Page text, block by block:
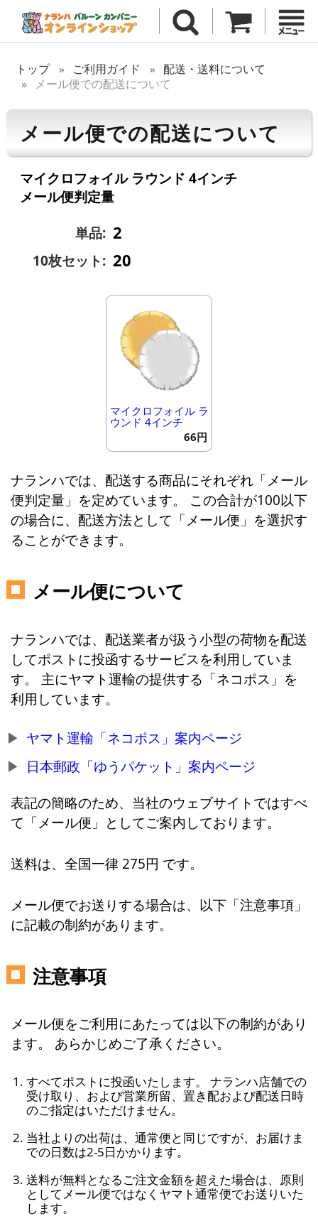
トップ ご利用ガイド
配送・送料について
メール便での配送について
メール便での配送について
マイクロフォイル ラウンド 4インチ
メール便判定量
単品: 2
10枚セット: 20
マイクロフォイル ラ
ウンド 4インチ
66円
ナランハでは、配送する商品にそれぞれ「メール
便判定量」を定めています。 この合計が100以下
の場合に、配送方法として「メール便」を選択す
ることができます。
メール便について
ナランハでは、配送業者が扱う小型の荷物を配送
してポストに投函するサービスを利用していま
す。 主にヤマト運輸の提供する「ネコポス」を
利用しています。
ヤマト運輸「ネコポス」案内ページ
日本郵政「ゆうパケット」案内ページ
表記の簡略のため、当社のウェブサイトではすべ
て「メール便」としてご案内しております。
送料は、全国一律 275円 です。
メール便でお送りする場合は、以下「注意事項」
に記載の制約があります。
注意事項
メール便をご利用にあたっては以下の制約があり
ます。 あらかじめご了承ください。
すべてポストに投函いたします。 ナランハ店舗での
受け取り、および営業所留、置き配および配送日時
のご指定はいただけません。
当社よりの出荷は、通常便と同じですが、お届けま
での日数は2-5日かかります。
送料が無料となるご注文金額を超えた場合は、原則
としてメール便ではなくヤマト通常便でお送りいた
します。